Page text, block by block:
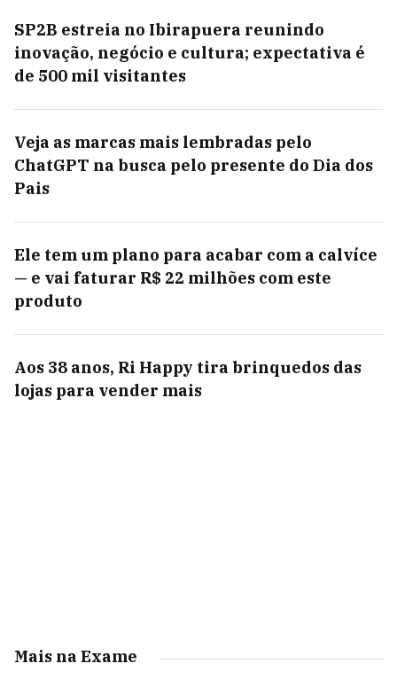
SP2B estreia no Ibirapuera reunindo
inovação, negócio e cultura; expectativa é
de 500 mil visitantes
Veja as marcas mais lembradas pelo
ChatGPT na busca pelo presente do Dia dos
Pais
Ele tem um plano para acabar com a calvíce
— e vai faturar R$ 22 milhões com este
produto
Aos 38 anos, Ri Happy tira brinquedos das
lojas para vender mais
Mais na Exame